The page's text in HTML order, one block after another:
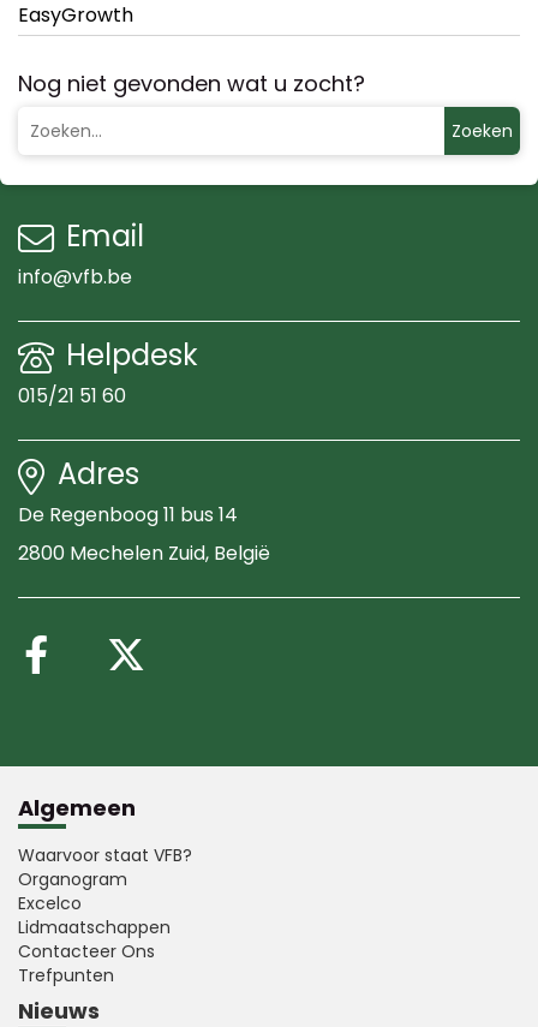
EasyGrowth
Nog niet gevonden wat u zocht?
Zoeken
Email
info@vfb.be
Helpdesk
015/21 51 60
Adres
De Regenboog 11 bus 14
2800 Mechelen Zuid, België
Volg ons op Facebook
Algemeen
Waarvoor staat VFB?
Organogram
Excelco
Lidmaatschappen
Contacteer Ons
Trefpunten
Nieuws